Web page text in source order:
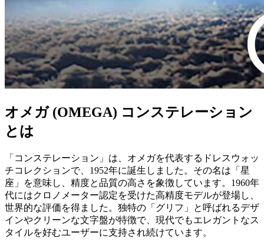
オメガ (OMEGA) コンステレーション
とは
「コンステレーション」は、オメガを代表するドレスウォッ
チコレクションで、1952年に誕生しました。その名は「星
座」を意味し、精度と品質の高さを象徴しています。1960年
代にはクロノメーター認定を受けた高精度モデルが登場し、
世界的な評価を得ました。独特の「グリフ」と呼ばれるデザ
インやクリーンな文字盤が特徴で、現代でもエレガントなス
タイルを好むユーザーに支持され続けています。